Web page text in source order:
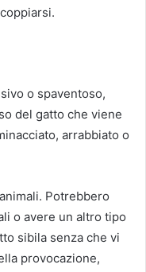
o spaventoso,
del gatto che viene
arrabbiato o
Potrebbero
o avere un altro tipo
sibila senza che vi
provocazione,